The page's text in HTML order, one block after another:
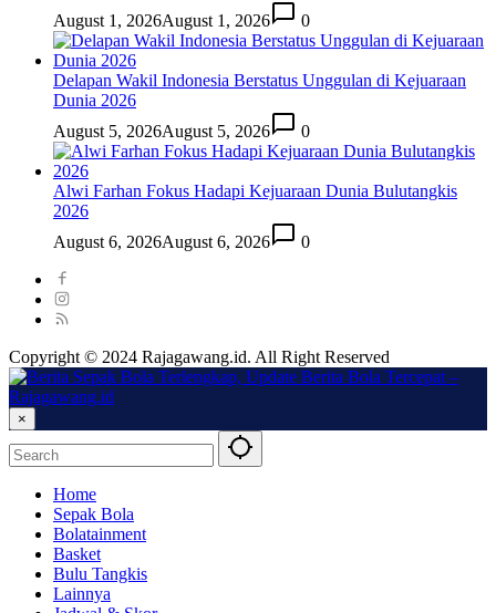
August 1, 2026August 1, 2026 0
Delapan Wakil Indonesia Berstatus Unggulan di Kejuaraan
Dunia 2026
August 5, 2026August 5, 2026 0
Alwi Farhan Fokus Hadapi Kejuaraan Dunia Bulutangkis
2026
August 6, 2026August 6, 2026 0
Copyright © 2024 Rajagawang.id. All Right Reserved
×
Home
Sepak Bola
Bolatainment
Basket
Bulu Tangkis
Lainnya